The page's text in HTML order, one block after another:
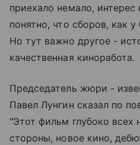
приехало немало, интерес
понятно, что сборов, как у
Но тут важно другое -
качественная киноработа.
Председатель жюри -
Павел Лунгин сказал по
"Этот фильм глубоко всех
стороны, новое кино,